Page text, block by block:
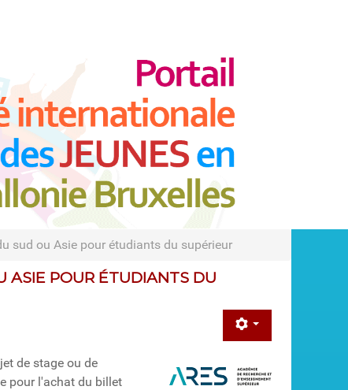
sud ou Asie pour étudiants du supérieur
ASIE POUR ÉTUDIANTS DU
de stage ou de
pour l'achat du billet